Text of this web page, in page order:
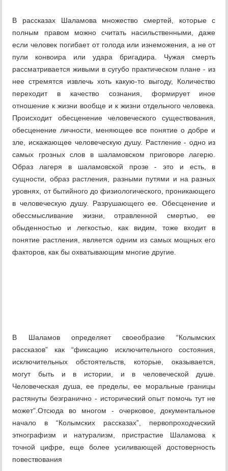
В рассказах Шаламова множество смертей, которые с
полным правом можно считать насильственными, даже
если человек погибает от голода или изнеможения, а не от
пули конвоира или удара бригадира. Чужая смерть
рассматривается живыми в сугубо практическом плане - из
нее стремятся извлечь хоть какую-то выгоду, Количество
переходит в качество сознания, формирует иное
отношение к жизни вообще и к жизни отдельного человека.
Происходит обесценение человеческого существования,
обесценение личности, меняющее все понятие о добре и
зле, искажающее человеческую душу. Растление - одно из
самых грозных слов в шаламовском приговоре лагерю.
Образ лагеря в шаламовской прозе - это и есть, в
сущности, образ растления, разными путями и на разных
уровнях, от бытийного до физиологического, проникающего
в человеческую душу. Разрушающего ее. Обесценение и
обессмысливание жизни, отравленной смертью, ее
обыденностью и легкостью, как видим, тоже входит в
понятие растления, является одним из самых мощных его
факторов, как бы охватывающим многие другие.
В Шаламов определяет своеобразие “Колымских
рассказов” как “фиксацию исключительного состояния,
исключительных обстоятельств, которые, оказывается,
могут быть и в истории, и в человеческой душе.
Человеческая душа, ее пределы, ее моральные границы
растянуты безгранично - исторический опыт помочь тут не
может”.Отсюда во многом - очерковое, документальное
начало в “Колымских рассказах”, первопроходческий
этнографизм и натурализм, пристрастие Шаламова к
точной цифре, еще более усиливающей достоверность
повествования